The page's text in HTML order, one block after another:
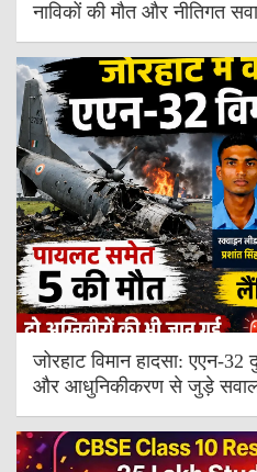
नाविकों की मौत और नीतिगत
जोरहाट विमान हादसा: एएन-32
और आधुनिकीकरण से जुड़े